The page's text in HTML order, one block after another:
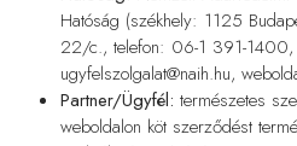
Hatóság (székhely: 1125
22/c., telefon: 06-1 391-
ugyfelszolgalat@naih.hu,
Partner/Ügyfél: természetes
weboldalon köt szerződést